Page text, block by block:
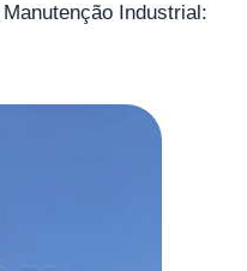
Industrial: